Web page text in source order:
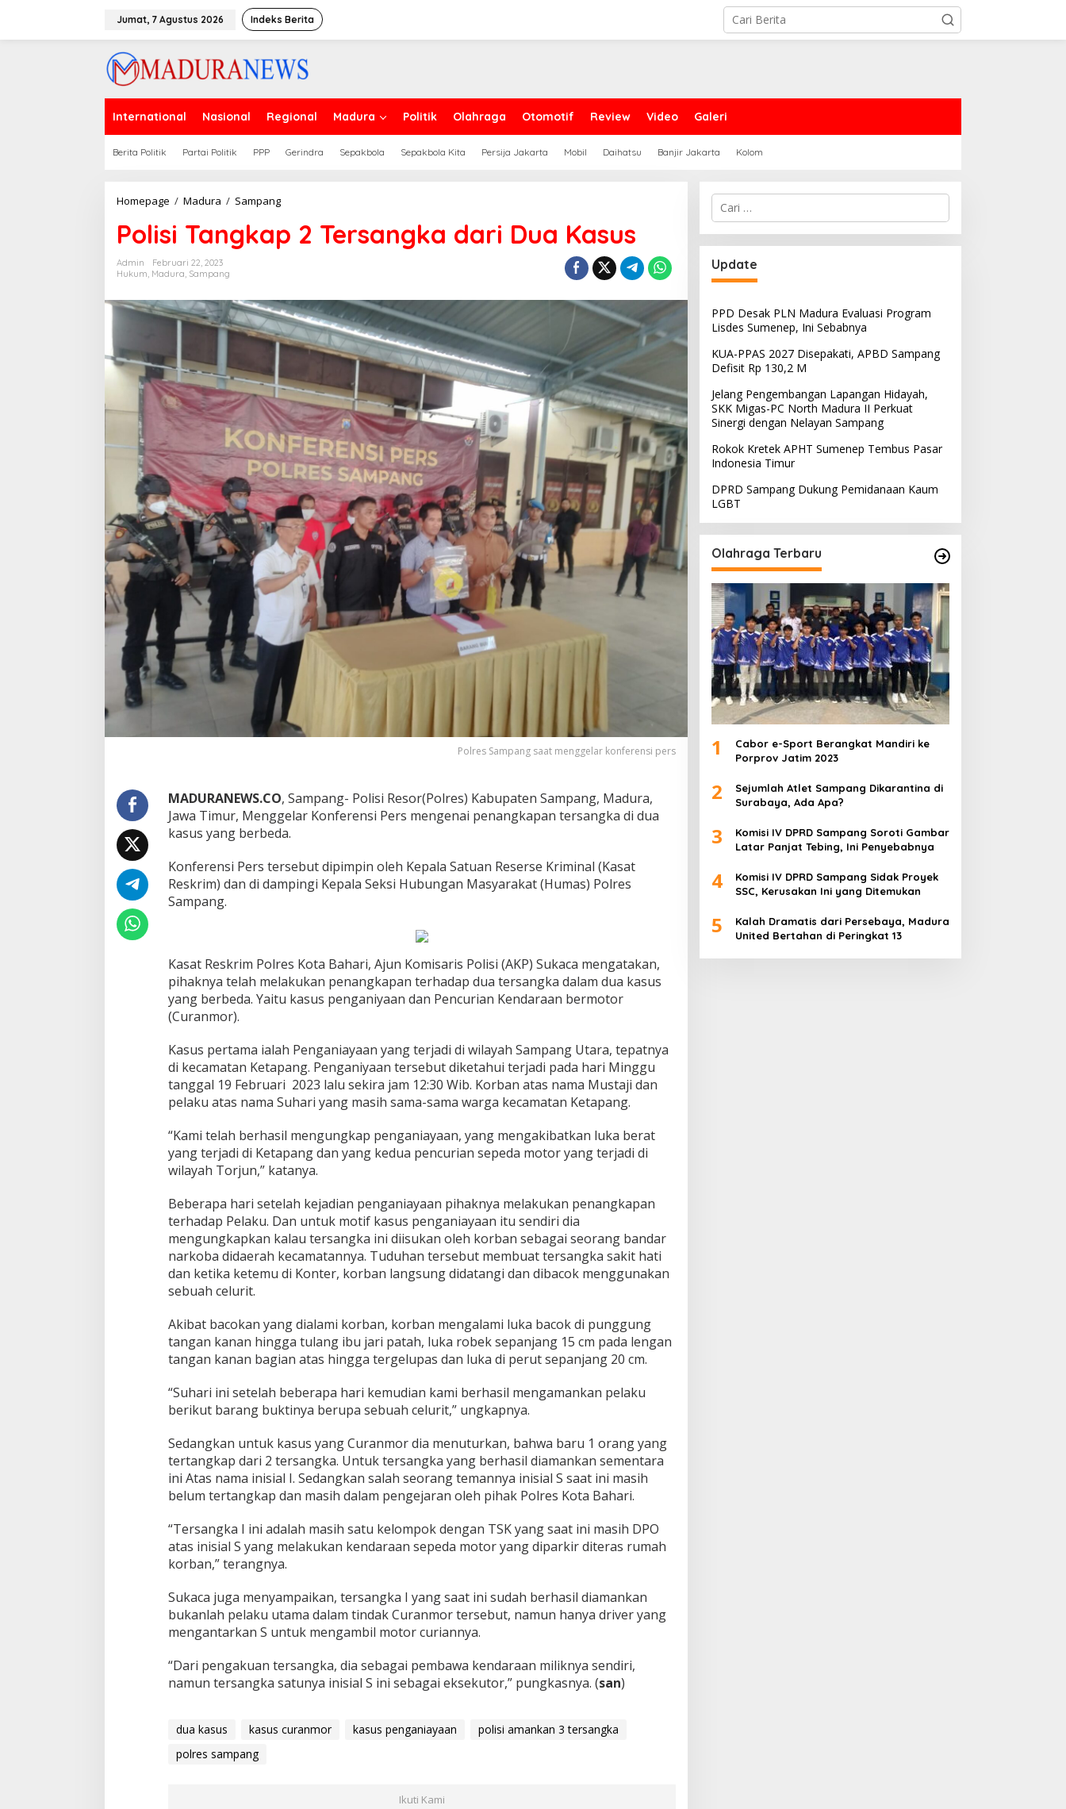
Jumat, 7 Agustus 2026 Indeks Berita
International Nasional Regional Madura Politik Olahraga Otomotif Review Video Galeri
Berita Politik Partai Politik PPP Gerindra Sepakbola Sepakbola Kita Persija Jakarta Mobil Daihatsu Banjir Jakarta Kolom
Homepage / Madura / SampangPolisi
2
Tersangka
Polisi Tangkap 2 Tersangka dari Dua Kasus
Admin
Februari 22, 2023
Hukum, Madura, Sampang
Polres Sampang saat menggelar konferensi pers
MADURANEWS.CO, Sampang- Polisi Resor(Polres) Kabupaten Sampang, Madura,
Jawa Timur, Menggelar Konferensi Pers mengenai penangkapan tersangka di dua
kasus yang berbeda.
Konferensi Pers tersebut dipimpin oleh Kepala Satuan Reserse Kriminal (Kasat
Reskrim) dan di dampingi Kepala Seksi Hubungan Masyarakat (Humas) Polres
Sampang.
Kasat Reskrim Polres Kota Bahari, Ajun Komisaris Polisi (AKP) Sukaca mengatakan,
pihaknya telah melakukan penangkapan terhadap dua tersangka dalam dua kasus
yang berbeda. Yaitu kasus penganiyaan dan Pencurian Kendaraan bermotor
(Curanmor).
Kasus pertama ialah Penganiayaan yang terjadi di wilayah Sampang Utara, tepatnya
di kecamatan Ketapang. Penganiyaan tersebut diketahui terjadi pada hari Minggu
tanggal 19 Februari 2023 lalu sekira jam 12:30 Wib. Korban atas nama Mustaji dan
pelaku atas nama Suhari yang masih sama-sama warga kecamatan Ketapang.
“Kami telah berhasil mengungkap penganiayaan, yang mengakibatkan luka berat
yang terjadi di Ketapang dan yang kedua pencurian sepeda motor yang terjadi di
wilayah Torjun,” katanya.
Beberapa hari setelah kejadian penganiayaan pihaknya melakukan penangkapan
terhadap Pelaku. Dan untuk motif kasus penganiayaan itu sendiri dia
mengungkapkan kalau tersangka ini diisukan oleh korban sebagai seorang bandar
narkoba didaerah kecamatannya. Tuduhan tersebut membuat tersangka sakit hati
dan ketika ketemu di Konter, korban langsung didatangi dan dibacok menggunakan
sebuah celurit.
Akibat bacokan yang dialami korban, korban mengalami luka bacok di punggung
tangan kanan hingga tulang ibu jari patah, luka robek sepanjang 15 cm pada lengan
tangan kanan bagian atas hingga tergelupas dan luka di perut sepanjang 20 cm.
“Suhari ini setelah beberapa hari kemudian kami berhasil mengamankan pelaku
berikut barang buktinya berupa sebuah celurit,” ungkapnya.
Sedangkan untuk kasus yang Curanmor dia menuturkan, bahwa baru 1 orang yang
tertangkap dari 2 tersangka. Untuk tersangka yang berhasil diamankan sementara
ini Atas nama inisial I. Sedangkan salah seorang temannya inisial S saat ini masih
belum tertangkap dan masih dalam pengejaran oleh pihak Polres Kota Bahari.
“Tersangka I ini adalah masih satu kelompok dengan TSK yang saat ini masih DPO
atas inisial S yang melakukan kendaraan sepeda motor yang diparkir diteras rumah
korban,” terangnya.
Sukaca juga menyampaikan, tersangka I yang saat ini sudah berhasil diamankan
bukanlah pelaku utama dalam tindak Curanmor tersebut, namun hanya driver yang
mengantarkan S untuk mengambil motor curiannya.
“Dari pengakuan tersangka, dia sebagai pembawa kendaraan miliknya sendiri,
namun tersangka satunya inisial S ini sebagai eksekutor,” pungkasnya. (san)
dua kasus kasus curanmor kasus penganiayaan
polisi amankan 3 tersangka
polres sampang
Ikuti Kami
Cari
untuk:
Update
PPD Desak PLN Madura Evaluasi Program
Lisdes Sumenep, Ini Sebabnya
KUA-PPAS 2027 Disepakati, APBD Sampang
Defisit Rp 130,2 M
Jelang Pengembangan Lapangan Hidayah,
SKK Migas-PC North Madura II Perkuat
Sinergi dengan Nelayan Sampang
Rokok Kretek APHT Sumenep Tembus Pasar
Indonesia Timur
DPRD Sampang Dukung Pemidanaan Kaum
LGBT
Olahraga Terbaru
1
Cabor e-Sport Berangkat Mandiri ke
Porprov Jatim 2023
2
Sejumlah Atlet Sampang Dikarantina di
Surabaya, Ada Apa?
3
Komisi IV DPRD Sampang Soroti Gambar
Latar Panjat Tebing, Ini Penyebabnya
4
Komisi IV DPRD Sampang Sidak Proyek
SSC, Kerusakan Ini yang Ditemukan
5
Kalah Dramatis dari Persebaya, Madura
United Bertahan di Peringkat 13